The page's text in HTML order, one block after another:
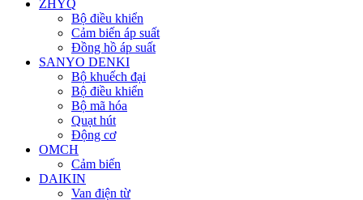
ZHYQ
Bộ điều khiển
Cảm biến áp suất
Đồng hồ áp suất
SANYO DENKI
Bộ khuếch đại
Bộ điều khiển
Bộ mã hóa
Quạt hút
Động cơ
OMCH
Cảm biến
DAIKIN
Van điện từ